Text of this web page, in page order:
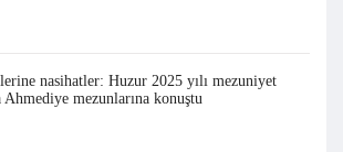
nasihatler: Huzur 2025 yılı mezuniyet
mezunlarına konuştu